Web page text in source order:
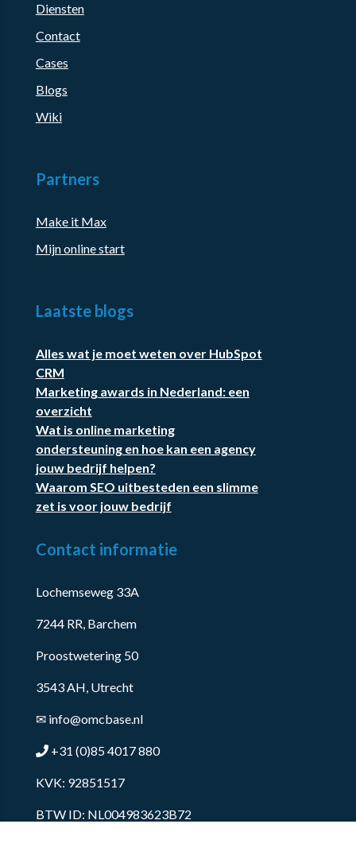
Diensten
Contact
Cases
Blogs
Wiki
Partners
Make it Max
Mijn online start
Laatste blogs
Alles wat je moet weten over HubSpot
CRM
Marketing awards in Nederland: een
overzicht
Wat is online marketing
ondersteuning en hoe kan een agency
jouw bedrijf helpen?
Waarom SEO uitbesteden een slimme
zet is voor jouw bedrijf
Contact informatie
Lochemseweg 33A
7244 RR, Barchem
Proostwetering 50
3543 AH, Utrecht
✉ info@omcbase.nl
+31 (0)85 4017 880
KVK: 92851517
BTW ID: NL004983623B72